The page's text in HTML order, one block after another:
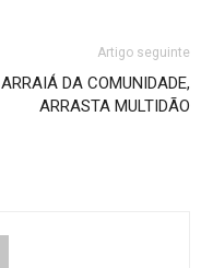
Artigo seguinte
ARRAIÁ DA COMUNIDADE,
ARRASTA MULTIDÃO